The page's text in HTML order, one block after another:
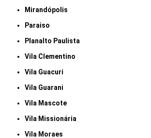
Mirandópolis
Paraiso
Planalto Paulista
Vila Clementino
Vila Guacuri
Vila Guarani
Vila Mascote
Vila Missionária
Vila Moraes